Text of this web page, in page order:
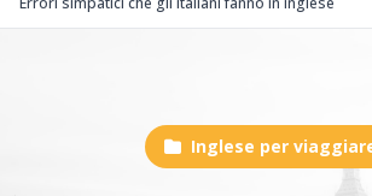
Inglese per